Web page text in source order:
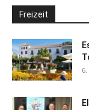
Freizeit
6.